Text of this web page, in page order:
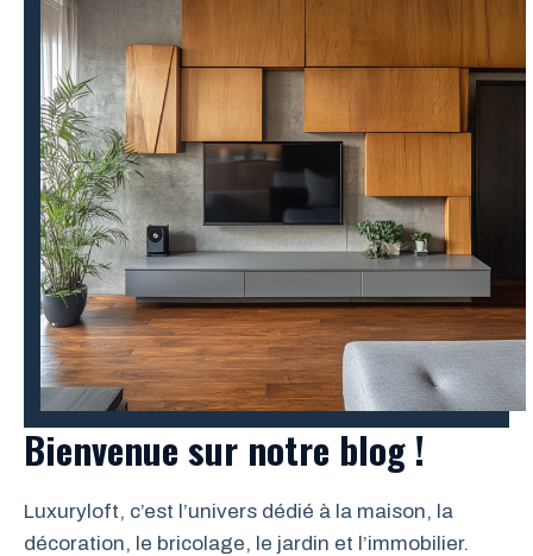
Bienvenue sur notre blog !
Luxuryloft, c’est l’univers dédié à la maison, la
décoration, le bricolage, le jardin et l’immobilier.